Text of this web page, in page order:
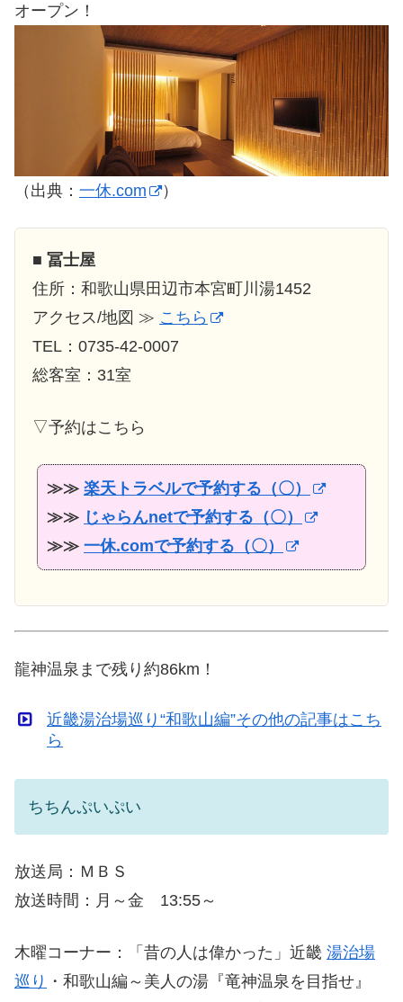
オープン！
（出典： 一休.com ）
■ 冨士屋
住所：和歌山県田辺市本宮町川湯1452
アクセス/地図 ≫ こちら
TEL：0735-42-0007
総客室：31室
▽予約はこちら
≫≫ 楽天トラベルで予約する（〇）
≫≫ じゃらんnetで予約する（〇）
≫≫ 一休.comで予約する（〇）
龍神温泉まで残り約86km！
近畿湯治場巡り“和歌山編”その他の記事はこち
ら
ちちんぷいぷい
放送局：ＭＢＳ
放送時間：月～金 13:55～
木曜コーナー：「昔の人は偉かった」近畿 湯治場
巡り ・和歌山編～美人の湯『竜神温泉を目指せ』